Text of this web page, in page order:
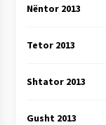
Nëntor 2013
Tetor 2013
Shtator 2013
Gusht 2013